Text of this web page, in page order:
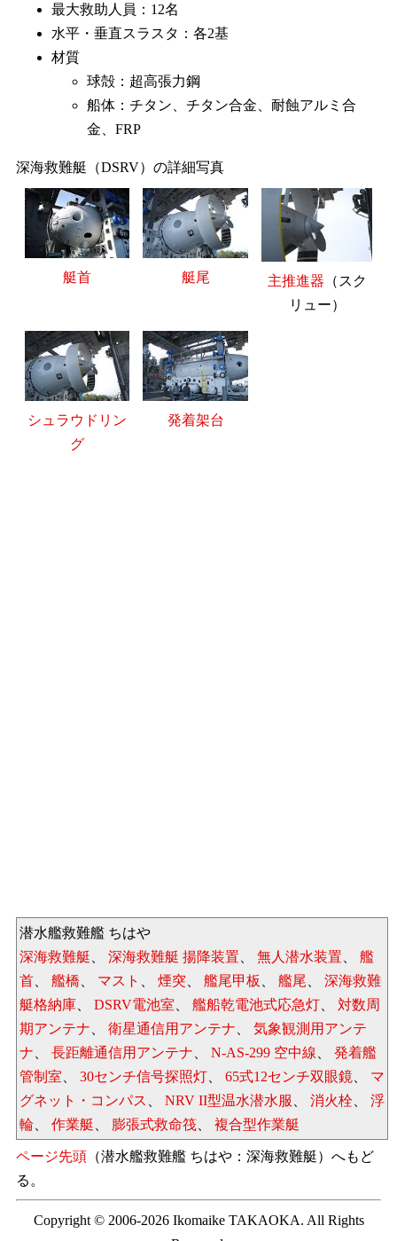
最大救助人員：12名
水平・垂直スラスタ：各2基
材質
球殻：超高張力鋼
船体：チタン、チタン合金、耐蝕アルミ合
金、FRP
深海救難艇（DSRV）の詳細写真
艇首 艇尾 主推進器 （スク
リュー）
シュラウドリン
グ
発着架台
潜水艦救難艦 ちはや
深海救難艇
深海救難艇 揚降装置 無人潜水装置
艦
首
艦橋 マスト 煙突 艦尾甲板 艦尾
深海救難
艇格納庫
DSRV電池室 艦船乾電池式応急灯
対数周
期アンテナ
衛星通信用アンテナ
気象観測用アンテ
ナ
長距離通信用アンテナ N-AS-299 空中線
発着艦
管制室
30センチ信号探照灯 65式12センチ双眼鏡
マ
グネット・コンパス
NRV II型温水潜水服 消火栓
浮
輪
作業艇 膨張式救命筏 複合型作業艇
ページ先頭 （潜水艦救難艦 ちはや：深海救難艇）へもど
る。
Copyright © 2006-2026 Ikomaike TAKAOKA. All Rights